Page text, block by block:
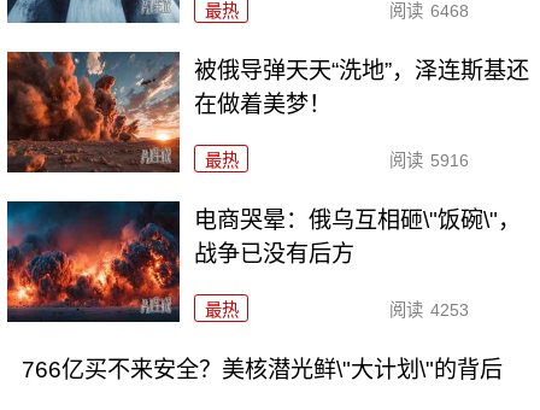
最热 阅读 6468
被俄导弹天天“洗地”，泽连斯基还
在做着美梦！
最热 阅读 5916
电商哭晕：俄乌互相砸\"饭碗\"，
战争已没有后方
最热 阅读 4253
766亿买不来安全？美核潜光鲜\"大计划\"的背后